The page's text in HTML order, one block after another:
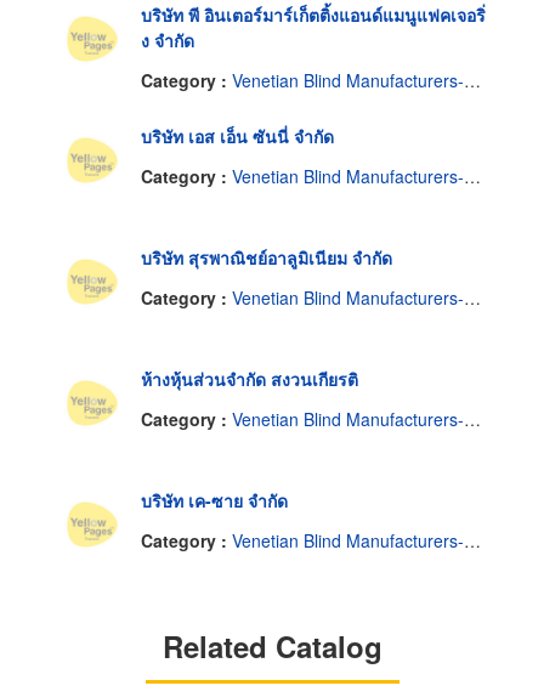
บริษัท พี อินเตอร์มาร์เก็ตติ้งแอนด์แมนูแฟคเจอริ่
ง จำกัด
Category : Venetian Blind Manufacturers-Wholesale
บริษัท เอส เอ็น ซันนี่ จำกัด
Category : Venetian Blind Manufacturers-Wholesale
บริษัท สุรพาณิชย์อาลูมิเนียม จำกัด
Category : Venetian Blind Manufacturers-Wholesale
ห้างหุ้นส่วนจำกัด สงวนเกียรติ
Category : Venetian Blind Manufacturers-Wholesale
บริษัท เค-ซาย จำกัด
Category : Venetian Blind Manufacturers-Wholesale
Related Catalog